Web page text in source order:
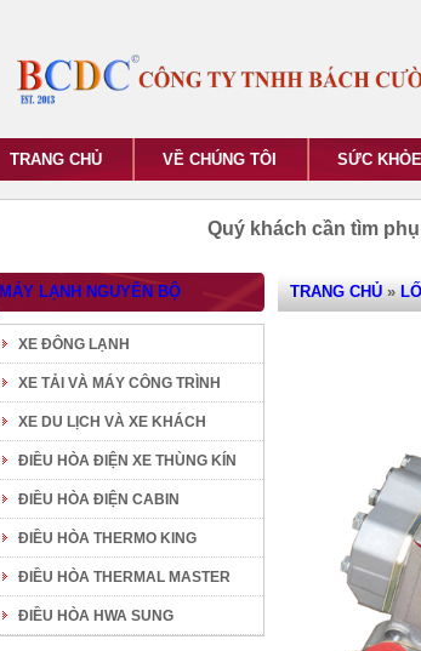
TRANG CHỦ VỀ CHÚNG TÔI SỨC
Quý khách cần tìm
MÁY LẠNH NGUYÊN BỘ
XE ĐÔNG LẠNH
XE TẢI VÀ MÁY CÔNG TRÌNH
XE DU LỊCH VÀ XE KHÁCH
ĐIỀU HÒA ĐIỆN XE THÙNG KÍN
ĐIỀU HÒA ĐIỆN CABIN
ĐIỀU HÒA THERMO KING
ĐIỀU HÒA THERMAL MASTER
ĐIỀU HÒA HWA SUNG
TRANG CHỦ »